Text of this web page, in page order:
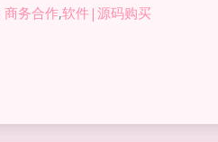
商务合作,软件|源码购买